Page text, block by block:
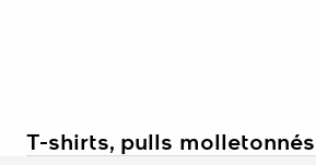
T-shirts, pulls